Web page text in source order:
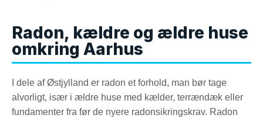
Radon, kældre og ældre huse
omkring Aarhus
I dele af Østjylland er radon et forhold, man bør tage
alvorligt, især i ældre huse med kælder, terrændæk eller
fundamenter fra før de nyere radonsikringskrav. Radon